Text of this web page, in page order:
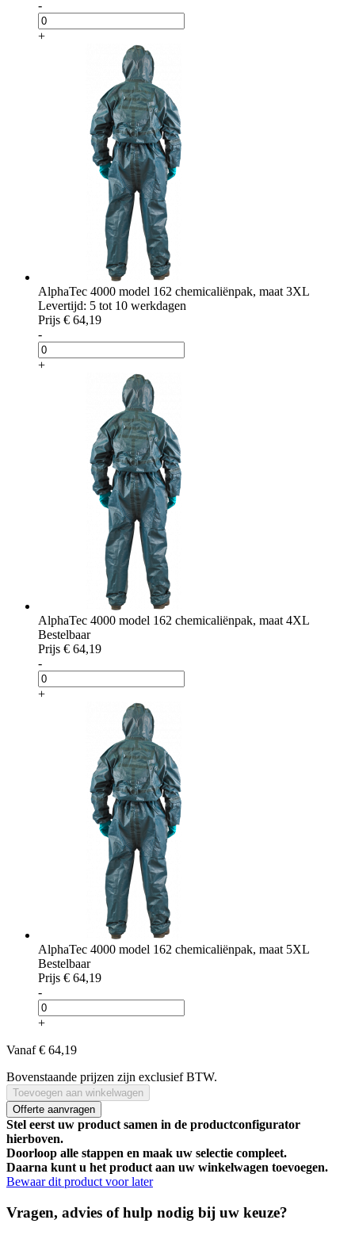
-
+
AlphaTec 4000 model 162 chemicaliënpak, maat 3XL
Levertijd: 5 tot 10 werkdagen
Prijs € 64,19
-
+
AlphaTec 4000 model 162 chemicaliënpak, maat 4XL
Bestelbaar
Prijs € 64,19
-
+
AlphaTec 4000 model 162 chemicaliënpak, maat 5XL
Bestelbaar
Prijs € 64,19
-
+
Vanaf € 64,19
Bovenstaande prijzen zijn exclusief BTW.
Toevoegen aan winkelwagen
Offerte aanvragen
Stel eerst uw product samen in de productconfigurator
hierboven.
Doorloop alle stappen en maak uw selectie compleet.
Daarna kunt u het product aan uw winkelwagen toevoegen.
Bewaar dit product voor later
Vragen, advies of hulp nodig bij uw keuze?